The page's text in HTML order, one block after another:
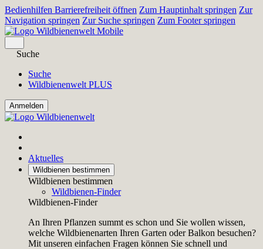
Bedienhilfen Barrierefreiheit öffnen Zum Hauptinhalt springen Zur
Navigation springen Zur Suche springen Zum Footer springen
Suche
Suche
Wildbienenwelt PLUS
Aktuelles
Wildbienen bestimmen
Wildbienen bestimmen
Wildbienen-Finder
Wildbienen-Finder
An Ihren Pflanzen summt es schon und Sie wollen wissen,
welche Wildbienenarten Ihren Garten oder Balkon besuchen?
Mit unseren einfachen Fragen können Sie schnell und